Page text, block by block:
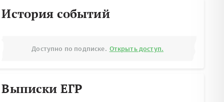
История событий
Доступно по подписке. Открыть доступ.
Выписки ЕГР